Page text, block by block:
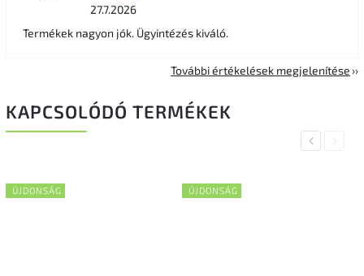
27.7.2026
Termékek nagyon jók. Ügyintézés kiváló.
További értékelések megjelenítése
KAPCSOLÓDÓ TERMÉKEK
Previous
ÚJDONSÁG ÚJDONSÁG
Next